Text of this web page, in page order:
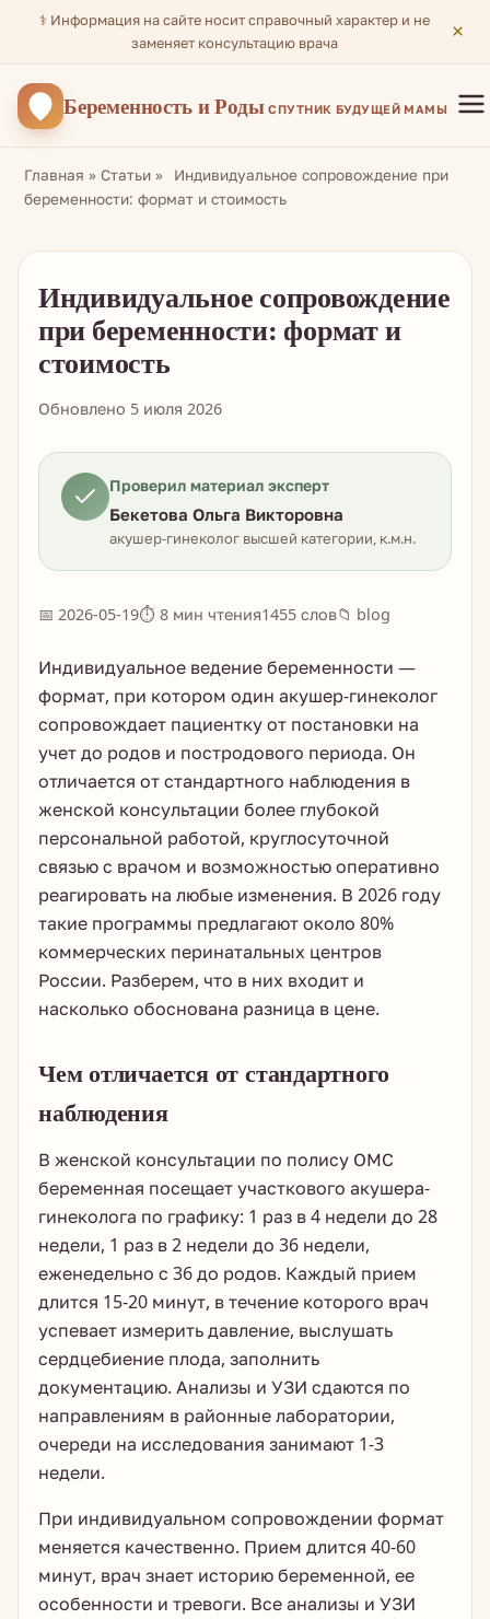
⚕️ Информация на сайте носит справочный характер и не
заменяет консультацию врача
×
Беременностьи Роды СПУТНИК БУДУЩЕЙ МАМЫ
Главная » Статьи » Индивидуальное сопровождение при
беременности: формат и стоимость
Индивидуальное сопровождение
при беременности: формат и
стоимость
Обновлено 5 июля 2026
Проверил материал эксперт
Бекетова Ольга Викторовна
акушер-гинеколог высшей категории, к.м.н.
📅 2026-05-19⏱ 8 мин чтения1455 слов📁 blog
Индивидуальное ведение беременности —
формат, при котором один акушер-гинеколог
сопровождает пациентку от постановки на
учет до родов и постродового периода. Он
отличается от стандартного наблюдения в
женской консультации более глубокой
персональной работой, круглосуточной
связью с врачом и возможностью оперативно
реагировать на любые изменения. В 2026 году
такие программы предлагают около 80%
коммерческих перинатальных центров
России. Разберем, что в них входит и
насколько обоснована разница в цене.
Чем отличается от стандартного
наблюдения
В женской консультации по полису ОМС
беременная посещает участкового акушера-
гинеколога по графику: 1 раз в 4 недели до 28
недели, 1 раз в 2 недели до 36 недели,
еженедельно с 36 до родов. Каждый прием
длится 15-20 минут, в течение которого врач
успевает измерить давление, выслушать
сердцебиение плода, заполнить
документацию. Анализы и УЗИ сдаются по
направлениям в районные лаборатории,
очереди на исследования занимают 1-3
недели.
При индивидуальном сопровождении формат
меняется качественно. Прием длится 40-60
минут, врач знает историю беременной, ее
особенности и тревоги. Все анализы и УЗИ